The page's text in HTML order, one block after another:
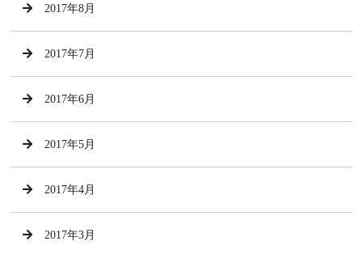
2017年8月
2017年7月
2017年6月
2017年5月
2017年4月
2017年3月